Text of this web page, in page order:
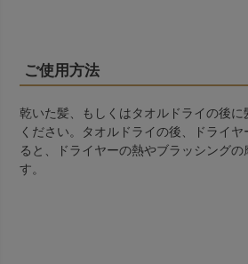
ご使用方法
乾いた髪、もしくはタオルドライの後に
ください。タオルドライの後、ドライ
ると、ドライヤーの熱やブラッシングの
す。